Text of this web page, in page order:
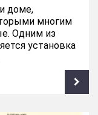
доме,
многим
Одним из
установка